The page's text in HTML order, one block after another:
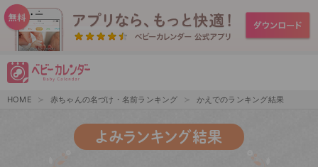
HOME 赤ちゃんの名づけ・名前ランキング かえでのランキング結果
よみランキング結果